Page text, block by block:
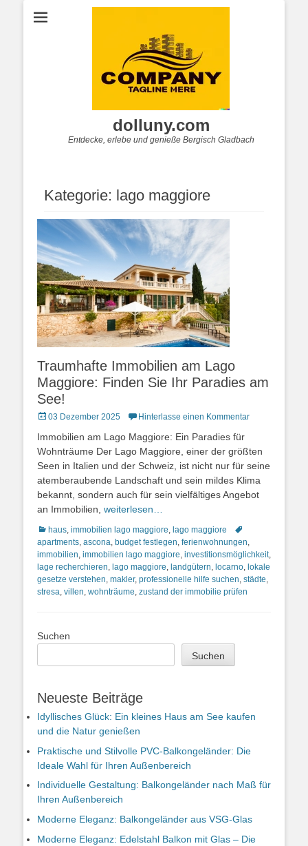
dolluny.com
Entdecke, erlebe und genieße Bergisch Gladbach
Kategorie: lago maggiore
Traumhafte Immobilien am Lago
Maggiore: Finden Sie Ihr Paradies am
See!
Posted
03 Dezember 2025 Hinterlasse einen Kommentar
Immobilien am Lago Maggiore: Ein Paradies für
Wohnträume Der Lago Maggiore, einer der größten
Seen in Italien und der Schweiz, ist nicht nur für seine
atemberaubende Landschaft und sein mildes Klima
bekannt, sondern auch für sein vielfältiges Angebot
an Immobilien, weiterlesen…
Kategorien
haus, immobilien lago maggiore, lago maggiore
Schlagworte
apartments, ascona, budget festlegen, ferienwohnungen,
immobilien, immobilien lago maggiore, investitionsmöglichkeit,
lage recherchieren, lago maggiore, landgütern, locarno, lokale
gesetze verstehen, makler, professionelle hilfe suchen, städte,
stresa, villen, wohnträume, zustand der immobilie prüfen
Suchen
Suchen
Neueste Beiträge
Idyllisches Glück: Ein kleines Haus am See kaufen
und die Natur genießen
Praktische und Stilvolle PVC-Balkongeländer: Die
Ideale Wahl für Ihren Außenbereich
Individuelle Gestaltung: Balkongeländer nach Maß für
Ihren Außenbereich
Moderne Eleganz: Balkongeländer aus VSG-Glas
Moderne Eleganz: Edelstahl Balkon mit Glas – Die